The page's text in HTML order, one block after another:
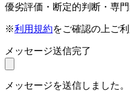
優劣評価・断定的判断・専
※利用規約をご確認の上ご
メッセージ送信完了
メッセージを送信しました。